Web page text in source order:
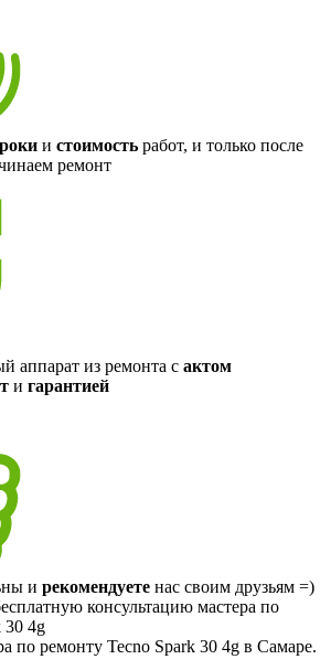
и стоимость работ, и только после
ремонт
аппарат из ремонта с актом
и гарантией
и рекомендуете нас своим друзьям =)
консультацию мастера по
30 4g
по ремонту Tecno Spark 30 4g в Самаре.